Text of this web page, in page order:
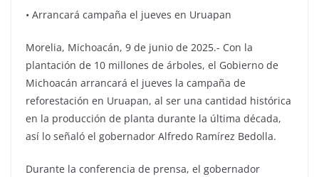
•⁠ ⁠Arrancará campaña el jueves en Uruapan
Morelia, Michoacán, 9 de junio de 2025.- Con la
plantación de 10 millones de árboles, el Gobierno de
Michoacán arrancará el jueves la campaña de
reforestación en Uruapan, al ser una cantidad histórica
en la producción de planta durante la última década,
así lo señaló el gobernador Alfredo Ramírez Bedolla.
Durante la conferencia de prensa, el gobernador